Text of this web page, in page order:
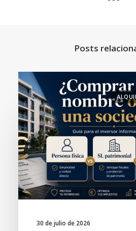
Posts
30 de julio de 2026